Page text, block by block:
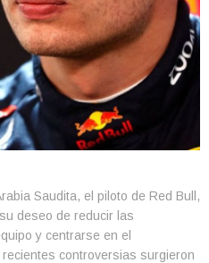
Saudita, el piloto de Red Bull,
deseo de reducir las
y centrarse en el
controversias surgieron